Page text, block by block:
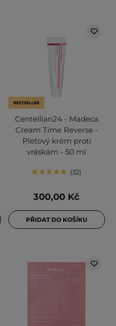
BESTSELLER
Centellian24 - Madeca
Cream Time Reverse -
Pleťový krém proti
vráskám - 50 ml
32
300,00 Kč
PŘIDAT DO KOŠÍKU